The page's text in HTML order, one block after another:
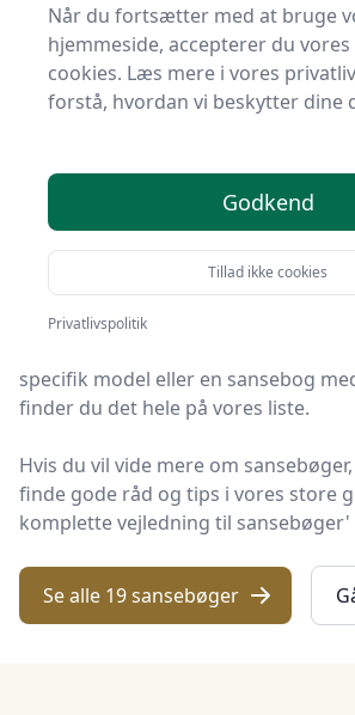
Sansebog
Bedste
markedet - 19
anbefalinger
Velkommen til KID Univers! Vi har
dig og udvalgt 19 af de bedste
markedet.
specifik model eller en sansebog
finder du det hele på vores liste.
Hvis du vil vide mere om
finde gode råd og tips i vores store
komplette vejledning til sansebøger'
Se alle 19 sansebøger
Når du fortsætter med at bruge
hjemmeside, accepterer du
cookies. Læs mere i vores
forstå, hvordan vi beskytter dine
Godkend
Tillad ikke cookies
Privatlivspolitik